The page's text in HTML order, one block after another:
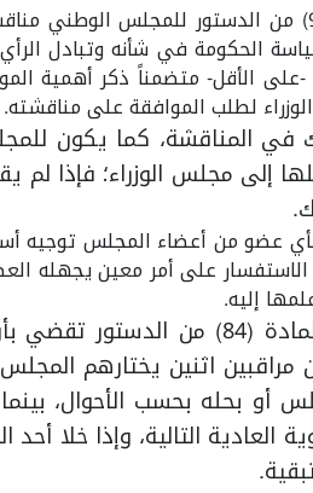
تجيز المادة (92) من الدستور للمجلس
سياسة الحكومة في شأنه وتبادل
الأقل- متضمناً ذكر أهمية
لطلب الموافقة على مناقشته.
المناقشة، كما يكون
إلى مجلس الوزراء؛ فإذا لم
الدستور لأي عضو من أعضاء المجلس
على أمر معين يجهله
إليه.
أما من الناحية التنظيمية للمجلس، فإن
اثنين يختارهم
أو بحله بحسب الأحوال،
التالية، وإذا خلا